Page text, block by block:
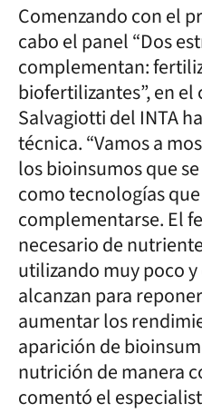
Comenzando con el
cabo el panel “Dos
complementan:
biofertilizantes”, en
Salvagiotti del INTA
técnica. “Vamos a
los bioinsumos que
como tecnologías
complementarse. El
necesario de
utilizando muy poco
alcanzan para
aumentar los
aparición de
nutrición de manera
comentó el